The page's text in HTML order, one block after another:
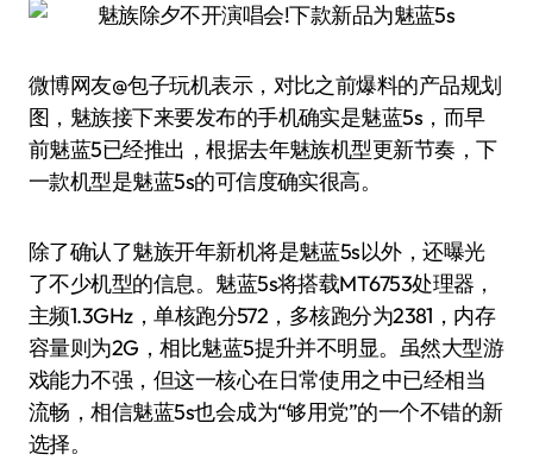
微博网友@包子玩机表示，对比之前爆料的产品规划
图，魅族接下来要发布的手机确实是魅蓝5s，而早
前魅蓝5已经推出，根据去年魅族机型更新节奏，下
一款机型是魅蓝5s的可信度确实很高。
除了确认了魅族开年新机将是魅蓝5s以外，还曝光
了不少机型的信息。魅蓝5s将搭载MT6753处理器，
主频1.3GHz，单核跑分572，多核跑分为2381，内存
容量则为2G，相比魅蓝5提升并不明显。虽然大型游
戏能力不强，但这一核心在日常使用之中已经相当
流畅，相信魅蓝5s也会成为“够用党”的一个不错的新
选择。